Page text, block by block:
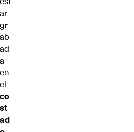
ar
gr
ab
ad
a
en
el
co
st
ad